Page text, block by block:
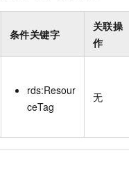
条件关键字
关联操
作
rds:Resour
ceTag
无